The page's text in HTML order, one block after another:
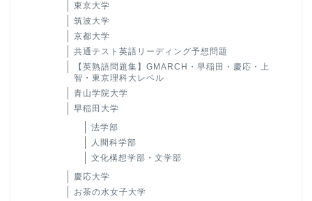
東京大学
筑波大学
京都大学
共通テスト英語リーディング予想問題
【英熟語問題集】GMARCH・早稲田・慶応・上
智・東京理科大レベル
青山学院大学
早稲田大学
法学部
人間科学部
文化構想学部・文学部
慶応大学
お茶の水女子大学